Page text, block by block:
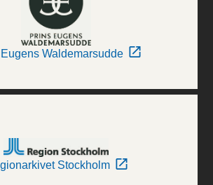
Waldemarsudde
Stockholm